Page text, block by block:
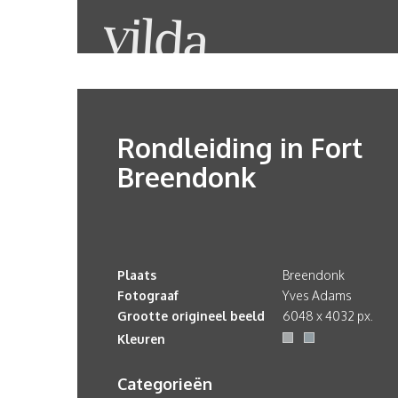
Rondleiding in Fort
Breendonk
Plaats
Breendonk
Fotograaf
Yves Adams
Grootte origineel beeld
6048 x 4032 px.
Kleuren
Categorieën